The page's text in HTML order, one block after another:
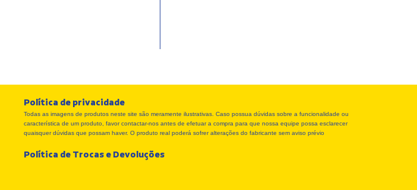
Política de privacidade
Todas as imagens de produtos neste site são meramente ilustrativas. Caso possua dúvidas sobre a funcionalidade ou
característica de um produto, favor contactar-nos antes de efetuar a compra para que nossa equipe possa esclarecer
quaisquer dúvidas que possam haver. O produto real poderá sofrer alterações do fabricante sem aviso prévio
Política de Trocas e Devoluções